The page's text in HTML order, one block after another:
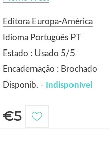
Editora Europa-América
Idioma Português PT
Estado : Usado 5/5
Encadernação : Brochado
Disponib. - Indisponível
€5